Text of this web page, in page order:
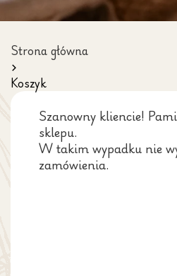
Strona główna
Koszyk
Szanowny kliencie!
sklepu.
W takim wypadku nie
zamówienia.